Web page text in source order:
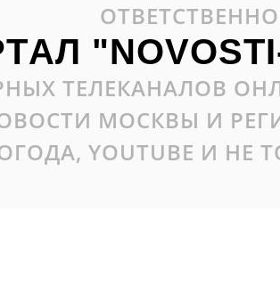
ТЕЛЕКАНАЛОВ
МОСКВЫ И
YOUTUBE И